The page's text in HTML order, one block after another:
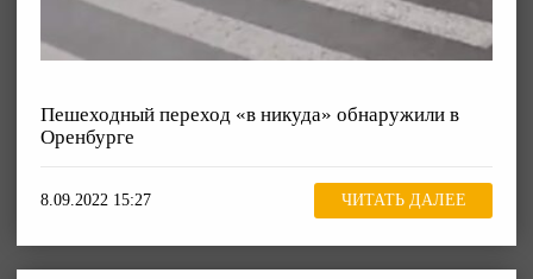
Пешеходный переход «в никуда» обнаружили в
Оренбурге
8.09.2022 15:27 ЧИТАТЬ ДАЛЕЕ